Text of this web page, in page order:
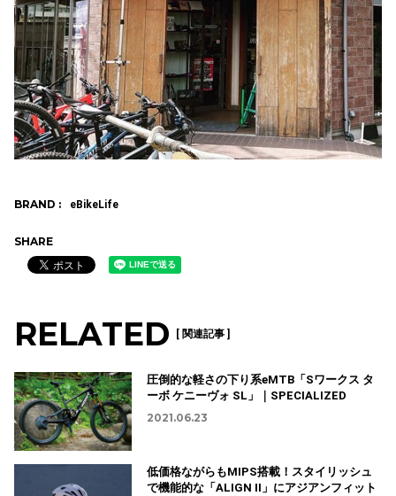
BRAND : eBikeLife
SHARE
RELATED [ 関連記事 ]
圧倒的な軽さの下り系eMTB「Sワークス タ
ーボ ケニーヴォ SL」｜SPECIALIZED
2021.06.23
低価格ながらもMIPS搭載！スタイリッシュ
で機能的な「ALIGN II」にアジアンフィット